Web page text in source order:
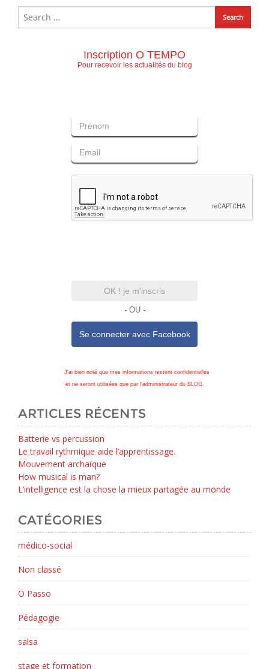
Inscription O TEMPO
Pour recevoir les actualités du blog
OK ! je m'inscris
- OU -
Se connecter avec Facebook
J'ai bien noté que mes informations restent confidentielles
et ne seront utilisées que par l'administrateur du BLOG.
ARTICLES RÉCENTS
Batterie vs percussion
Le travail rythmique aide l’apprentissage.
Mouvement archaïque
How musical is man?
L’intelligence est la chose la mieux partagée au monde
CATÉGORIES
médico-social
Non classé
O Passo
Pédagogie
salsa
stage et formation